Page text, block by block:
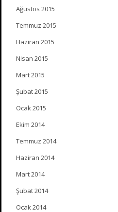
Ağustos 2015
Temmuz 2015
Haziran 2015
Nisan 2015
Mart 2015
Şubat 2015
Ocak 2015
Ekim 2014
Temmuz 2014
Haziran 2014
Mart 2014
Şubat 2014
Ocak 2014